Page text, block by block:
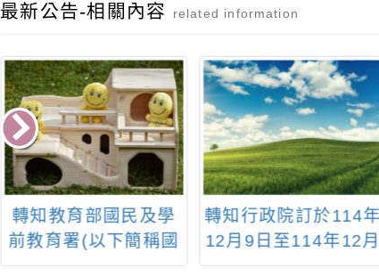
最新公告-相關內容 related information
轉知行政院訂於114年
12月9日至114年12月
2024年雙料教育科技
大獎軟體資料提供一